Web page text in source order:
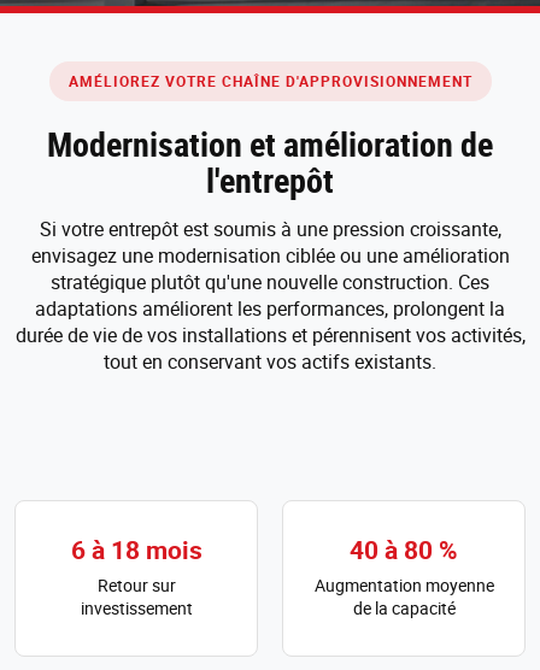
AMÉLIOREZ VOTRE CHAÎNE D'APPROVISIONNEMENT
Modernisation et amélioration de
l'entrepôt
Si votre entrepôt est soumis à une pression croissante,
envisagez une modernisation ciblée ou une amélioration
stratégique plutôt qu'une nouvelle construction. Ces
adaptations améliorent les performances, prolongent la
durée de vie de vos installations et pérennisent vos activités,
tout en conservant vos actifs existants.
6 à 18 mois
Retour sur
investissement
40 à 80 %
Augmentation moyenne
de la capacité